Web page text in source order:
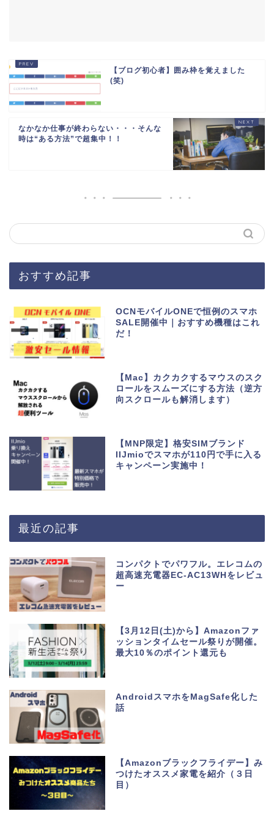
【ブログ初心者】囲み枠を覚えました
(笑)
なかなか仕事が終わらない・・・そんな
時は“ある方法”で超集中！！
おすすめ記事
OCNモバイルONEで恒例のスマホ
SALE開催中｜おすすめ機種はこれ
だ！
【Mac】カクカクするマウスのスク
ロールをスムーズにする方法（逆方
向スクロールも解消します）
【MNP限定】格安SIMブランド
IIJmioでスマホが110円で手に入る
キャンペーン実施中！
最近の記事
コンパクトでパワフル。エレコムの
超高速充電器EC-AC13WHをレビュ
ー
【3月12日(土)から】Amazonファ
ッションタイムセール祭りが開催。
最大10％のポイント還元も
AndroidスマホをMagSafe化した
話
【Amazonブラックフライデー】み
つけたオススメ家電を紹介（３日
目）